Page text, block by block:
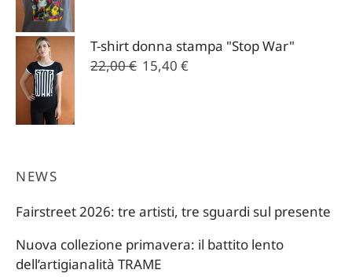
22,00 €.15,40 €.
T-shirt donna stampa "Stop War"
22,00€ Il
15,40 €
NEWS
Fairstreet 2026: tre artisti, tre sguardi sul presente
Nuova collezione primavera: il battito lento
dell’artigianalità TRAME